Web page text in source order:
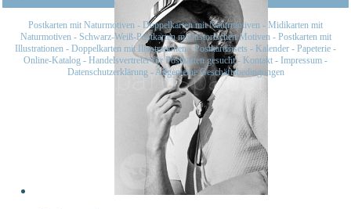
Postkarten mit Naturmotiven - Doppelkarten mit Naturmotiven - Midikarten mit
Naturmotiven- Schwarz-Weiß-Postkarten mit historischen Motiven- Postkarten mit
Illustrationen - Doppelkarten mit Illustrationen-Postkartensets - Kalender - Papeterie -
Online-Katalog - Handelsvertreter für Postkarten gesucht- Kontakt - Impressum -
Datenschutzerklärung-Allgemeine Geschäftsbedingungen